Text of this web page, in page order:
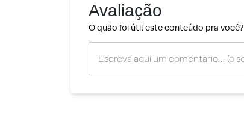
Avaliação
O quão foi útil este conteúdo pra você?